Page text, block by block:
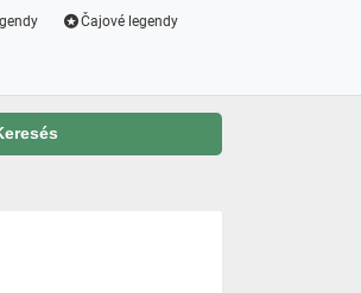
Čajové legendy